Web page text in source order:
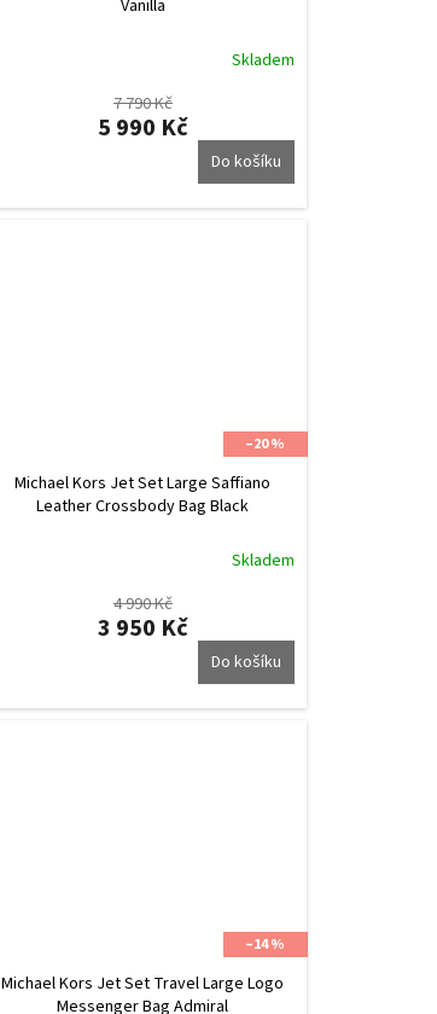
Vanilla
Skladem
7 790 Kč
5 990 Kč
Do košíku
–20 %
Michael Kors Jet Set Large Saffiano
Leather Crossbody Bag Black
Skladem
4 990 Kč
3 950 Kč
Do košíku
–14 %
Michael Kors Jet Set Travel Large Logo
Messenger Bag Admiral